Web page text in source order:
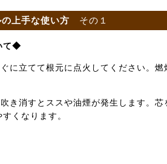
上手な使い方 その１
て◆
に立てて根元に点火してください。
き消すとススや油煙が発生します。
くなります。